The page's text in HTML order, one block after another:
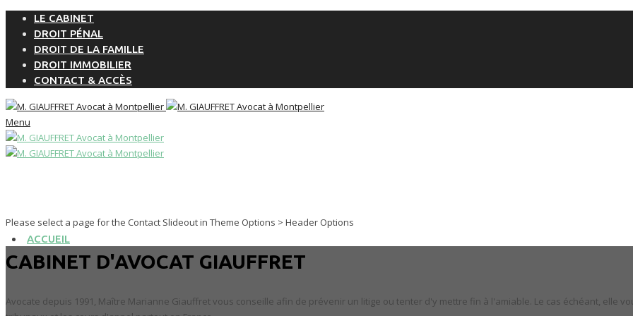
LE CABINET
DROIT PÉNAL
DROIT DE LA FAMILLE
DROIT IMMOBILIER
CONTACT & ACCÈS
Menu
ACCUEIL
Please select a page for the Contact Slideout in Theme Options > Header Options
CABINET D'AVOCAT GIAUFFRET
Avocate depuis 1991, Maître Marianne Giauffret vous conseille afin de prévenir un litige ou tenter d'y mettre fin à l'amiable. Le cas échéant, elle